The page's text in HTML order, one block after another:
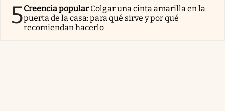
5Creencia popularColgar una cinta amarilla en la
puerta de la casa: para qué sirve y por qué
recomiendan hacerlo